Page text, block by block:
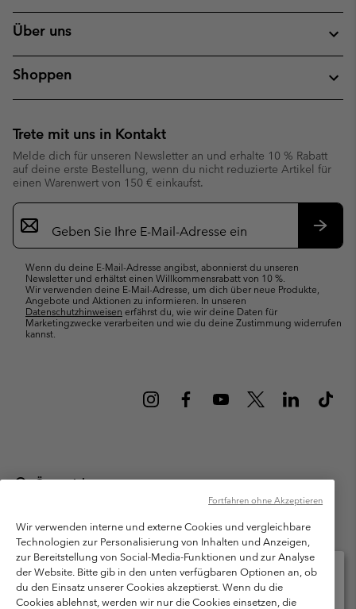
Über uns
Shoppen
Trete mit uns in Kontakt
Melde dich für unseren Newsletter an und erhalte 10 % Rabatt
auf deine erste Bestellung, wenn du nicht reduzierte Artikel für
einen Warenwert von 150 € einkaufst.
Newsletter-
Anmeldung
Wenn du deine E-Mail-Adresse angibst, abonnierst du unseren
Newsletter und erhältst einen Willkommensrabatt von 10 %.
Wir verwenden deine E-Mail-Adresse, um dich über neue Produkte,
Angebote und Aktionen zu informieren. In unseren
Datenschutzhinweisen erfährst du, wie wir deine Daten für
Marketingzwecke verarbeiten und wie du deine Zustimmung widerrufen
kannst.
Österreich
Columbia Sportswear Austria GmbH. Moosfeldstraße 1, 5101
Bergheim, Salzburg Österreich. Alle Rechte vorbehalten.
Nutzungsbedingungen
Allgemeine Verkaufsbedingungen
Garantie
Datenschutzerklärung
Bestimmungen und Bedingungen des Mitglieder Programms
Wir verwenden interne und externe Cookies und vergleichbare
Technologien zur Personalisierung von Inhalten und Anzeigen,
zur Bereitstellung von Social-Media-Funktionen und zur Analyse
der Website. Bitte gib in den unten verfügbaren Optionen an, ob
du den Einsatz unserer Cookies akzeptierst. Wenn du die
Cookies ablehnst, werden wir nur die Cookies einsetzen, die
Fortfahren ohne Akzeptieren